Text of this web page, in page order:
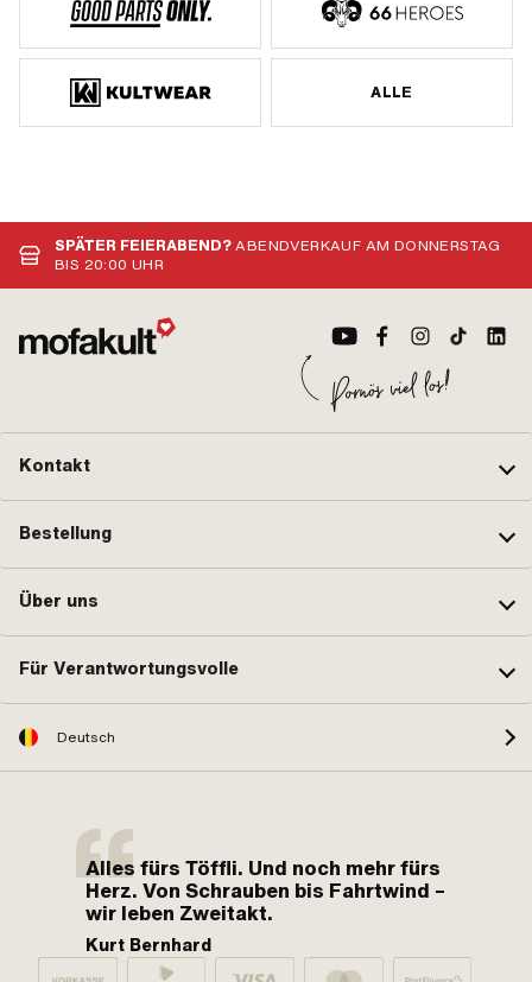
ALLE
SPÄTER FEIERABEND?ABENDVERKAUF AM DONNERSTAG
BIS 20:00 UHR
Kontakt
Bestellung
Über uns
Für Verantwortungsvolle
Deutsch
Alles fürs Töffli. Und noch mehr fürs
Herz. Von Schrauben bis Fahrtwind –
wir leben Zweitakt.
Kurt Bernhard